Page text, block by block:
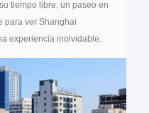
tiempo libre, un paseo en
para ver Shanghai
experiencia inolvidable.